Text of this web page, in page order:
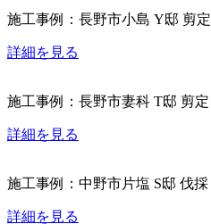
施工事例：長野市小島 Y邸 剪定
詳細を見る
施工事例：長野市妻科 T邸 剪定
詳細を見る
施工事例：中野市片塩 S邸 伐採
詳細を見る